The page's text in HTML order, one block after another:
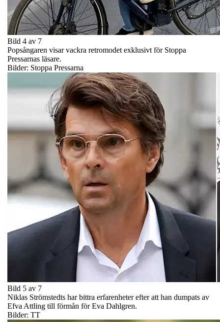
Bild 4 av 7
Popsångaren visar vackra retromodet exklusivt för Stoppa
Pressarnas läsare.
Bilder: Stoppa Pressarna
Bild 5 av 7
Niklas Strömstedts har bittra erfarenheter efter att han dumpats av
Efva Attling till förmån för Eva Dahlgren.
Bilder: TT